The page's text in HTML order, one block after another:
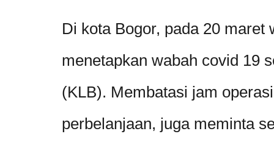
Di kota Bogor, pada 20 maret
menetapkan wabah covid 19
(KLB). Membatasi jam
perbelanjaan, juga meminta